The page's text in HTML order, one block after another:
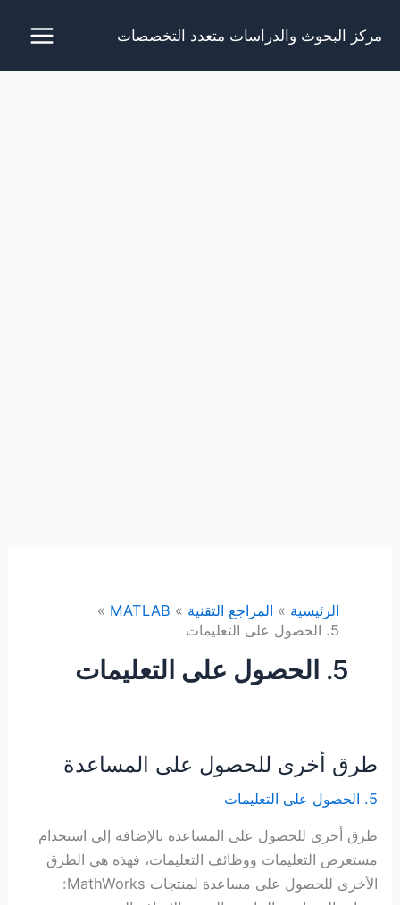
مركز البحوث والدراسات متعدد التخصصات
الرئيسية المراجع التقنية
MATLAB
5. الحصول على التعليمات
5. الحصول على التعليمات
طرق أخرى للحصول على المساعدة
5. الحصول على التعليمات
طرق أخرى للحصول على المساعدة بالإضافة إلى استخدام
مستعرض التعليمات ووظائف التعليمات، فهذه هي الطرق
الأخرى للحصول على مساعدة لمنتجات MathWorks: